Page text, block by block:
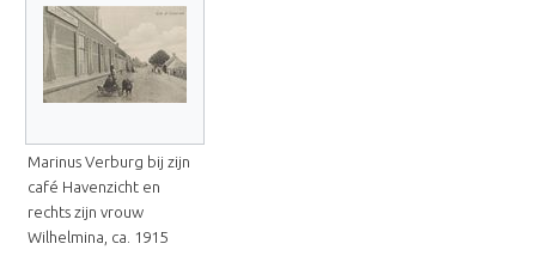
Marinus Verburg bij zijn
café Havenzicht en
rechts zijn vrouw
Wilhelmina, ca. 1915